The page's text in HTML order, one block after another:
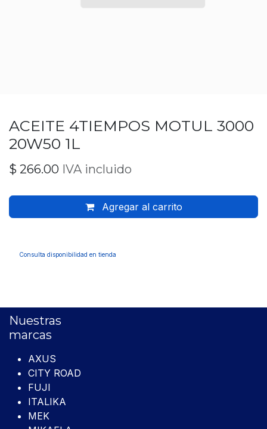
ACEITE 4TIEMPOS MOTUL 3000
20W50 1L
$ 266.00 IVA incluido
Agregar al carrito
Consulta disponibilidad en tienda
Nuestras
marcas
AXUS
CITY ROAD
FUJI
ITALIKA
MEK